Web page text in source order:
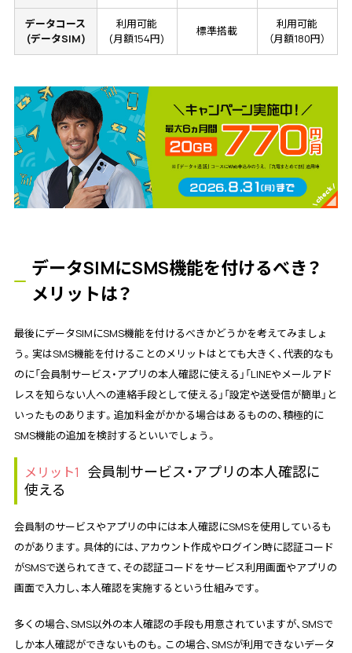
データコース
(データSIM)
利用可能
(月額154円)
標準搭載
利用可能
（月額180円）
データSIMにSMS機能を付けるべき？
メリットは？
最後にデータSIMにSMS機能を付けるべきかどうかを考えてみましょ
う。実はSMS機能を付けることのメリットはとても大きく、代表的なも
のに「会員制サービス・アプリの本人確認に使える」「LINEやメールアド
レスを知らない人への連絡手段として使える」「設定や送受信が簡単」と
いったものあります。追加料金がかかる場合はあるものの、積極的に
SMS機能の追加を検討するといいでしょう。
メリット1 会員制サービス・アプリの本人確認に
使える
会員制のサービスやアプリの中には本人確認にSMSを使用しているも
のがあります。具体的には、アカウント作成やログイン時に認証コード
がSMSで送られてきて、その認証コードをサービス利用画面やアプリの
画面で入力し、本人確認を実施するという仕組みです。
多くの場合、SMS以外の本人確認の手段も用意されていますが、SMSで
しか本人確認ができないものも。この場合、SMSが利用できないデータ